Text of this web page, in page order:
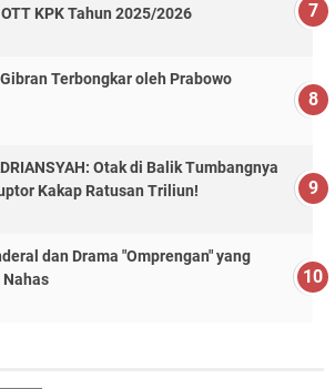
KPK Tahun 2025/2026
Terbongkar oleh Prabowo
Otak di Balik Tumbangnya
Kakap Ratusan Triliun!
dan Drama "Omprengan" yang
Nahas